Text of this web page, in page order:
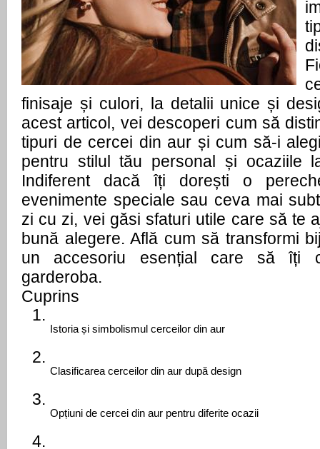
finisaje și culori, la detalii unice și
acest articol, vei descoperi cum să
tipuri de cercei din aur și cum să-i
pentru stilul tău personal și ocaziile
Indiferent dacă îți dorești o
evenimente speciale sau ceva mai
zi cu zi, vei găsi sfaturi utile care să te
bună alegere. Află cum să transformi
un accesoriu esențial care să îți
garderoba.
Cuprins
Istoria și simbolismul cerceilor din aur
Clasificarea cerceilor din aur după design
Opțiuni de cercei din aur pentru diferite ocazii